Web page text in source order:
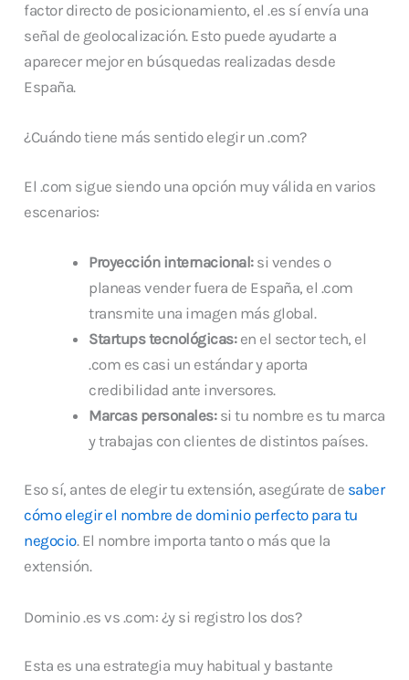
factor directo de posicionamiento, el .es sí envía una
señal de geolocalización. Esto puede ayudarte a
aparecer mejor en búsquedas realizadas desde
España.
¿Cuándo tiene más sentido elegir un .com?
El .com sigue siendo una opción muy válida en varios
escenarios:
Proyección internacional:si vendes o
planeas vender fuera de España, el .com
transmite una imagen más global.
Startups tecnológicas:en el sector tech, el
.com es casi un estándar y aporta
credibilidad ante inversores.
Marcas personales:si tu nombre es tu marca
y trabajas con clientes de distintos países.
Eso sí, antes de elegir tu extensión, asegúrate de saber
cómo elegir el nombre de dominio perfecto para tu
negocio. El nombre importa tanto o más que la
extensión.
Dominio .es vs .com: ¿y si registro los dos?
Esta es una estrategia muy habitual y bastante